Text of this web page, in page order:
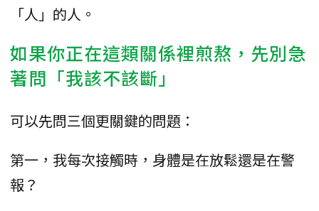
「人」的人。
如果你正在這類關係裡煎熬，先別急
著問「我該不該斷」
可以先問三個更關鍵的問題：
第一，我每次接觸時，身體是在放鬆還是在警
報？